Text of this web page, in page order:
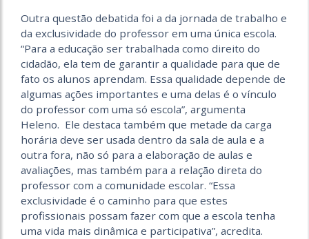
Outra questão debatida foi a da jornada de trabalho e
da exclusividade do professor em uma única escola.
“Para a educação ser trabalhada como direito do
cidadão, ela tem de garantir a qualidade para que de
fato os alunos aprendam. Essa qualidade depende de
algumas ações importantes e uma delas é o vínculo
do professor com uma só escola”, argumenta
Heleno. Ele destaca também que metade da carga
horária deve ser usada dentro da sala de aula e a
outra fora, não só para a elaboração de aulas e
avaliações, mas também para a relação direta do
professor com a comunidade escolar. “Essa
exclusividade é o caminho para que estes
profissionais possam fazer com que a escola tenha
uma vida mais dinâmica e participativa”, acredita.